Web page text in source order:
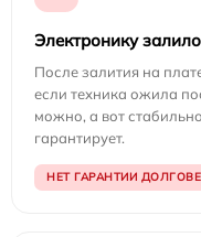
Электронику
После залития на
если техника ожила
можно, а вот
гарантирует.
НЕТ ГАРАНТИИ